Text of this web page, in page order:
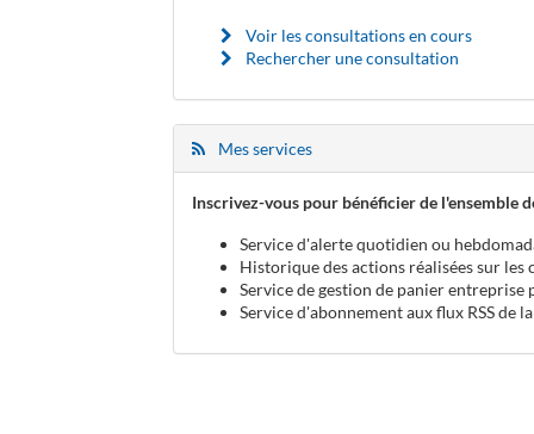
Voir les consultations en cours
Rechercher une consultation
Mes services
Inscrivez-vous pour bénéficier de l'ensemble
Service d'alerte quotidien ou
Historique des actions réalisées sur les
Service de gestion de panier entreprise
Service d'abonnement aux flux RSS de